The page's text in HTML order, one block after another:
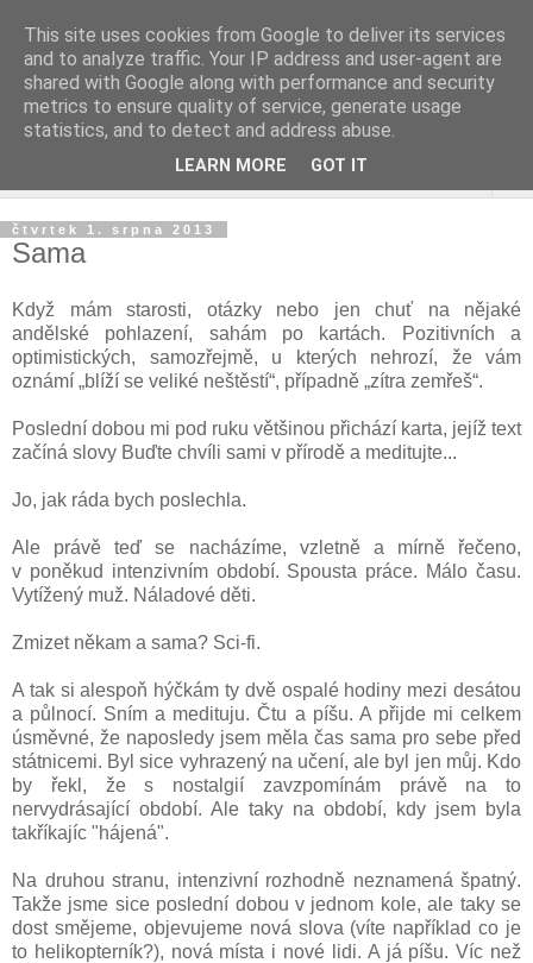
čtvrtek 1. srpna 2013
Sama
Když mám starosti, otázky nebo jen chuť na nějaké
andělské pohlazení, sahám po kartách. Pozitivních a
optimistických, samozřejmě, u kterých nehrozí, že vám
oznámí „blíží se veliké neštěstí“, případně „zítra zemřeš“.
Poslední dobou mi pod ruku většinou přichází karta, jejíž text
začíná slovy Buďte chvíli sami v přírodě a meditujte...
Jo, jak ráda bych poslechla.
Ale právě teď se nacházíme, vzletně a mírně řečeno,
v poněkud intenzivním období. Spousta práce. Málo času.
Vytížený muž. Náladové děti.
Zmizet někam a sama? Sci-fi.
A tak si alespoň hýčkám ty dvě ospalé hodiny mezi desátou
a půlnocí. Sním a medituju. Čtu a píšu. A přijde mi celkem
úsměvné, že naposledy jsem měla čas sama pro sebe před
státnicemi. Byl sice vyhrazený na učení, ale byl jen můj. Kdo
by řekl, že s nostalgií zavzpomínám právě na to
nervydrásající období. Ale taky na období, kdy jsem byla
takříkajíc "hájená".
Na druhou stranu, intenzivní rozhodně neznamená špatný.
Takže jsme sice poslední dobou v jednom kole, ale taky se
dost smějeme, objevujeme nová slova (víte například co je
to helikopterník?), nová místa i nové lidi. A já píšu. Víc než
This site uses cookies from Google to deliver its services
and to analyze traffic. Your IP address and user-agent are
shared with Google along with performance and security
metrics to ensure quality of service, generate usage
statistics, and to detect and address abuse.
LEARN MORE GOT IT